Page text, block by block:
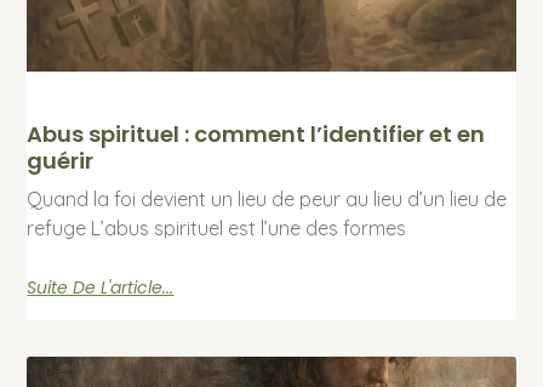
Abus spirituel : comment l’identifier et en
guérir
Quand la foi devient un lieu de peur au lieu d’un lieu de
refuge L’abus spirituel est l’une des formes
Suite De L'article...